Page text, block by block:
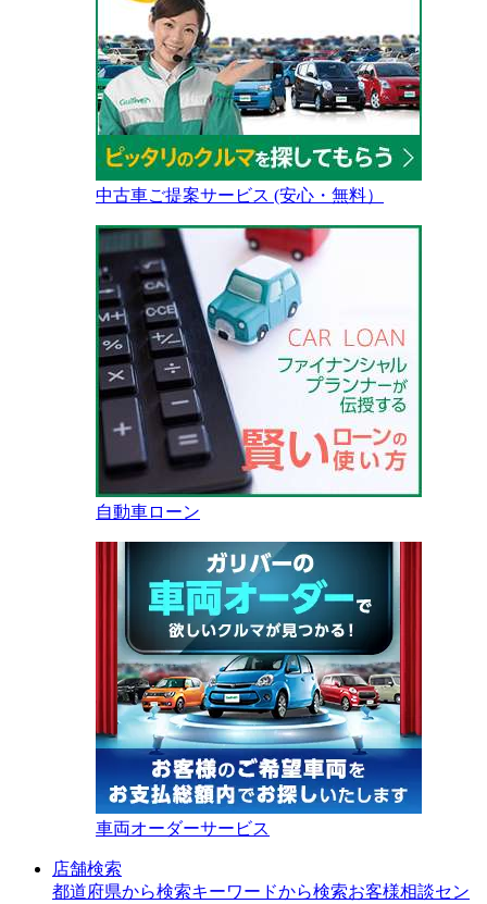
中古車ご提案サービス (安心・無料）
自動車ローン
車両オーダーサービス
店舗検索
都道府県から検索キーワードから検索お客様相談セン